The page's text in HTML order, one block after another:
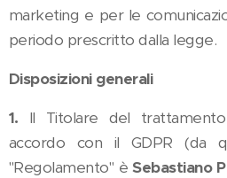
marketing e per le
periodo prescritto dalla legge.
Disposizioni generali
1. Il Titolare del
accordo con il GDPR (da
"Regolamento" è Sebastiano